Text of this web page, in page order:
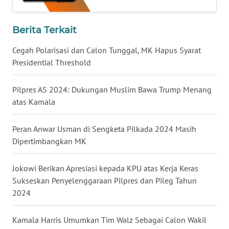
Berita Terkait
Cegah Polarisasi dan Calon Tunggal, MK Hapus Syarat
Presidential Threshold
Pilpres AS 2024: Dukungan Muslim Bawa Trump Menang
atas Kamala
Peran Anwar Usman di Sengketa Pilkada 2024 Masih
Dipertimbangkan MK
Jokowi Berikan Apresiasi kepada KPU atas Kerja Keras
Sukseskan Penyelenggaraan Pilpres dan Pileg Tahun
2024
Kamala Harris Umumkan Tim Walz Sebagai Calon Wakil
WN
BABEL
WN
SUMBAR
WN
SUMSEL
WN
BENGKULU
WN
LAMPUNG
WN